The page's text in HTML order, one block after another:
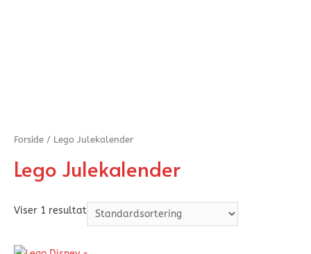
Forside / Lego Julekalender
Lego Julekalender
Viser 1 resultat